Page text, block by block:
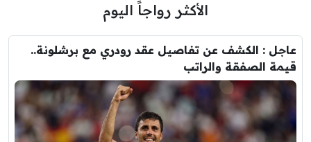
الأكثر رواجاً اليوم
عاجل : الكشف عن تفاصيل عقد رودري مع برشلونة..
قيمة الصفقة والراتب